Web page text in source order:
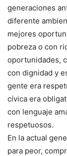
generaciones
diferente
mejores
pobreza o con
oportunidades,
con dignidad y
gente era
cívica era
con lenguaje
respetuosos.
En la actual
para peor,